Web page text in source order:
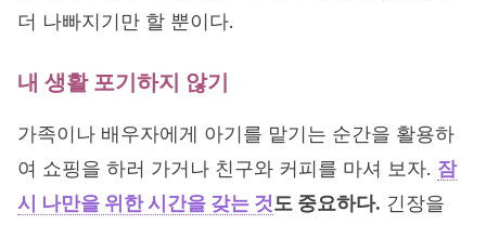
더 나빠지기만 할 뿐이다.
내 생활 포기하지 않기
가족이나 배우자에게 아기를 맡기는 순간을 활용하
여 쇼핑을 하러 가거나 친구와 커피를 마셔 보자. 잠
시 나만을 위한 시간을 갖는 것도 중요하다. 긴장을